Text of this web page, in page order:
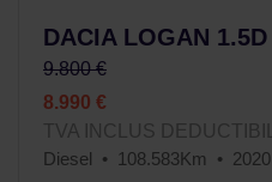
DACIA LOGAN 1.5D
9.800 €
8.990 €
TVA INCLUS DEDUCTIBIL
Diesel
108.583Km 2020